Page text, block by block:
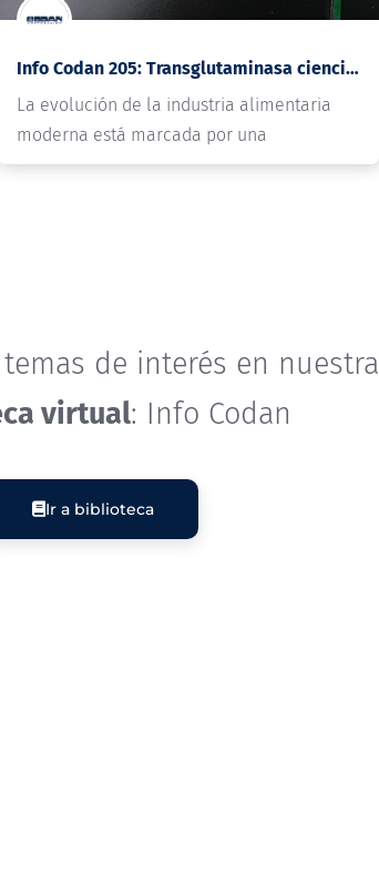
Info Codan 205: Transglutaminasa ciencia, funcionalidad y tendencias en formulación de alimentos
La evolución de la industria alimentaria
moderna está marcada por una
búsqueda…
de interés en nuestra
virtual: Info Codan
Ir a biblioteca